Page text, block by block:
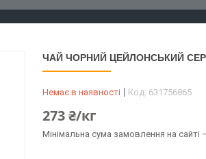
ЧАЙ ЧОРНИЙ ЦЕЙЛОНСЬКИЙ
Немає в наявності Код: 631756865
273 ₴/кг
Мінімальна сума замовлення на сайті